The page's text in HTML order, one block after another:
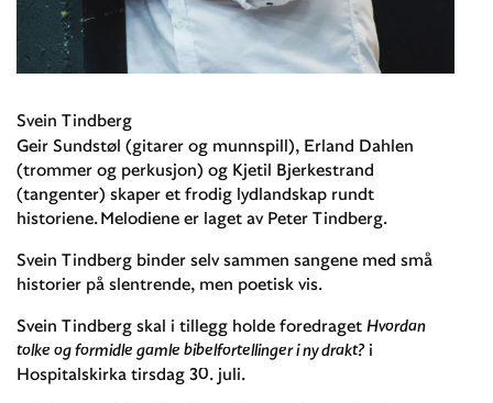
Svein Tindberg
Geir Sundstøl (gitarer og munnspill), Erland Dahlen
(trommer og perkusjon) og Kjetil Bjerkestrand
(tangenter) skaper et frodig lydlandskap rundt
historiene. Melodiene er laget av Peter Tindberg.
Svein Tindberg binder selv sammen sangene med små
historier på slentrende, men poetisk vis.
Svein Tindberg skal i tillegg holde foredraget Hvordan
tolke og formidle gamle bibelfortellinger i ny drakt?i
Hospitalskirka tirsdag 30. juli.